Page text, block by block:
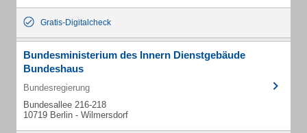
Gratis-Digitalcheck
Bundesministerium des Innern Dienstgebäude
Bundeshaus
Bundesregierung
Bundesallee 216-218
10719 Berlin - Wilmersdorf